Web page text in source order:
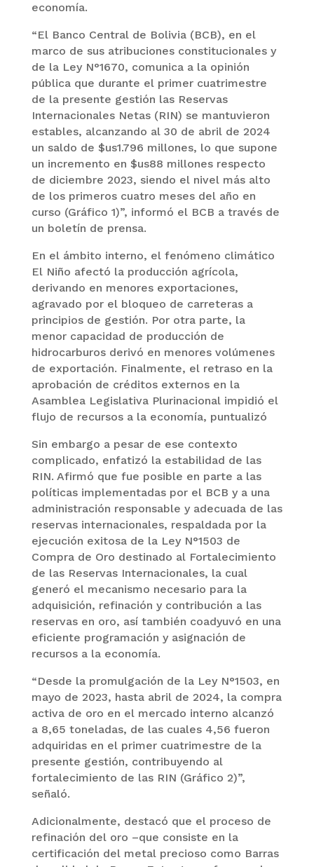
economía.
“El Banco Central de Bolivia (BCB), en el
marco de sus atribuciones constitucionales y
de la Ley N°1670, comunica a la opinión
pública que durante el primer cuatrimestre
de la presente gestión las Reservas
Internacionales Netas (RIN) se mantuvieron
estables, alcanzando al 30 de abril de 2024
un saldo de $us1.796 millones, lo que supone
un incremento en $us88 millones respecto
de diciembre 2023, siendo el nivel más alto
de los primeros cuatro meses del año en
curso (Gráfico 1)”, informó el BCB a través de
un boletín de prensa.
En el ámbito interno, el fenómeno climático
El Niño afectó la producción agrícola,
derivando en menores exportaciones,
agravado por el bloqueo de carreteras a
principios de gestión. Por otra parte, la
menor capacidad de producción de
hidrocarburos derivó en menores volúmenes
de exportación. Finalmente, el retraso en la
aprobación de créditos externos en la
Asamblea Legislativa Plurinacional impidió el
flujo de recursos a la economía, puntualizó
Sin embargo a pesar de ese contexto
complicado, enfatizó la estabilidad de las
RIN. Afirmó que fue posible en parte a las
políticas implementadas por el BCB y a una
administración responsable y adecuada de las
reservas internacionales, respaldada por la
ejecución exitosa de la Ley N°1503 de
Compra de Oro destinado al Fortalecimiento
de las Reservas Internacionales, la cual
generó el mecanismo necesario para la
adquisición, refinación y contribución a las
reservas en oro, así también coadyuvó en una
eficiente programación y asignación de
recursos a la economía.
“Desde la promulgación de la Ley N°1503, en
mayo de 2023, hasta abril de 2024, la compra
activa de oro en el mercado interno alcanzó
a 8,65 toneladas, de las cuales 4,56 fueron
adquiridas en el primer cuatrimestre de la
presente gestión, contribuyendo al
fortalecimiento de las RIN (Gráfico 2)”,
señaló.
Adicionalmente, destacó que el proceso de
refinación del oro –que consiste en la
certificación del metal precioso como Barras